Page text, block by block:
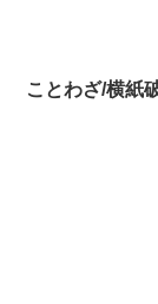
ことわざ/横紙